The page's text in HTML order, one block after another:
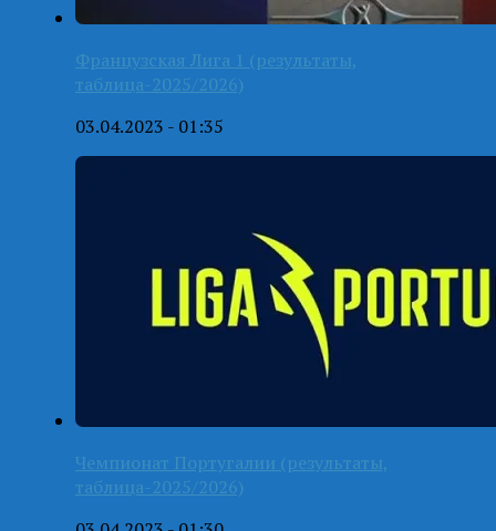
Французская Лига 1 (результаты,
таблица-2025/2026)
03.04.2023 - 01:35
Чемпионат Португалии (результаты,
таблица-2025/2026)